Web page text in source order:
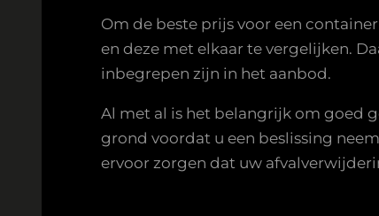
Om de beste prijs voor een
en deze met elkaar te vergelijken.
inbegrepen zijn in het aanbod.
Al met al is het belangrijk om goed
grond voordat u een beslissing
ervoor zorgen dat uw